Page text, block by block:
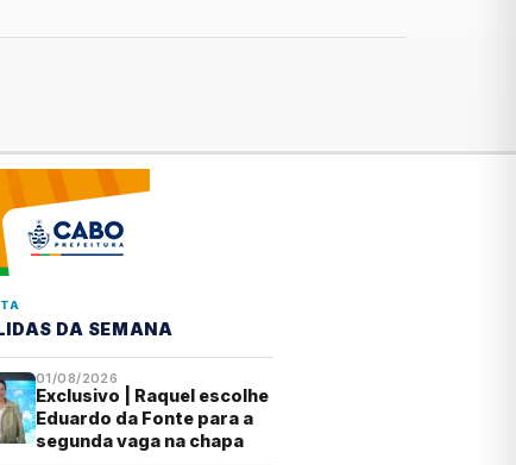
DA SEMANA
01/08/2026
Exclusivo | Raquel escolhe
Eduardo da Fonte para a
segunda vaga na chapa